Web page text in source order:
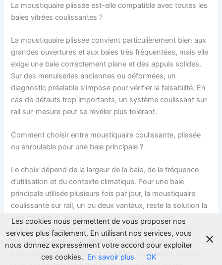
La moustiquaire plissée est-elle compatible avec toutes les
baies vitrées coulissantes ?
La moustiquaire plissée convient particulièrement bien aux
grandes ouvertures et aux baies très fréquentées, mais elle
exige une baie correctement plane et des appuis solides.
Sur des menuiseries anciennes ou déformées, un
diagnostic préalable s’impose pour vérifier la faisabilité. En
cas de défauts trop importants, un système coulissant sur
rail sur-mesure peut se révéler plus tolérant.
Comment choisir entre moustiquaire coulissante, plissée
ou enroulable pour une baie principale ?
Le choix dépend de la largeur de la baie, de la fréquence
d’utilisation et du contexte climatique. Pour une baie
principale utilisée plusieurs fois par jour, la moustiquaire
coulissante sur rail, un ou deux vantaux, reste la solution la
plus robuste et simple. La version plissée devient
pertinente pour les très grandes largeurs ou les zones
ventées, où son comportement mécanique est
particulièrement stable. Les modèles enroulables latéraux
Les cookies nous permettent de vous proposer nos
services plus facilement. En utilisant nos services, vous
nous donnez expressément votre accord pour exploiter
ces cookies. En savoir plus OK